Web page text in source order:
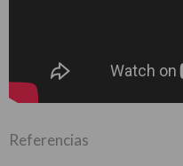
Referencias